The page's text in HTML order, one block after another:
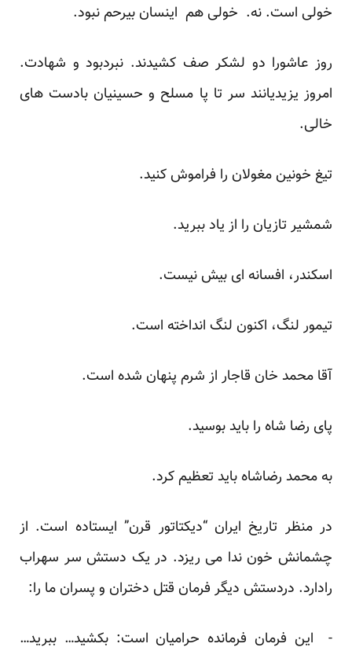
خولی است. نه. خولی هم اینسان بیرحم نبود.
روز عاشورا دو لشکر صف کشیدند. نبردبود و شهادت.
امروز یزیدیانند سر تا پا مسلح و حسینیان بادست های
خالی.
تیغ خونین مغولان را فراموش کنید.
شمشیر تازیان را از یاد ببرید.
اسکندر، افسانه ای بیش نیست.
تیمور لنگ، اکنون لنگ انداخته است.
آقا محمد خان قاجار از شرم پنهان شده است.
پای رضا شاه را باید بوسید.
به محمد رضاشاه باید تعظیم کرد.
در منظر تاریخ ایران “دیکتاتور قرن” ایستاده است. از
چشمانش خون ندا می ریزد. در یک دستش سر سهراب
رادارد. دردستش دیگر فرمان قتل دختران و پسران ما را:
- این فرمان فرمانده حرامیان است: بکشید… ببرید…